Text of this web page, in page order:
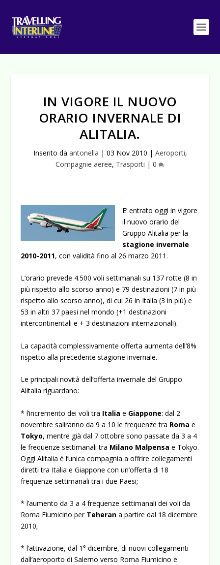
IN VIGORE IL NUOVO
ORARIO INVERNALE DI
ALITALIA.
Inserito da antonella | 03 Nov 2010 | Aeroporti,
Compagnie aeree, Trasporti | 0
E’ entrato oggi in vigore
il nuovo orario del
Gruppo Alitalia per la
stagione invernale
2010-2011, con validità fino al 26 marzo 2011.
L’orario prevede 4.500 voli settimanali su 137 rotte (8 in
più rispetto allo scorso anno) e 79 destinazioni (7 in più
rispetto allo scorso anno), di cui 26 in Italia (3 in più) e
53 in altri 37 paesi nel mondo (+1 destinazioni
intercontinentali e + 3 destinazioni internazionali).
La capacità complessivamente offerta aumenta dell’8%
rispetto alla precedente stagione invernale.
Le principali novità dell’offerta invernale del Gruppo
Alitalia riguardano:
* l’incremento dei voli tra Italia e Giappone: dal 2
novembre saliranno da 9 a 10 le frequenze tra Roma e
Tokyo, mentre già dal 7 ottobre sono passate da 3 a 4
le frequenze settimanali tra Milano Malpensa e Tokyo.
Oggi Alitalia è l’unica compagnia a offrire collegamenti
diretti tra Italia e Giappone con un’offerta di 18
frequenze settimanali tra i due Paesi;
* l’aumento da 3 a 4 frequenze settimanali dei voli da
Roma Fiumicino perTeheran a partire dal 18 dicembre
2010;
* l’attivazione, dal 1° dicembre, di nuovi collegamenti
dall’aeroporto di Salerno verso Roma Fiumicino e